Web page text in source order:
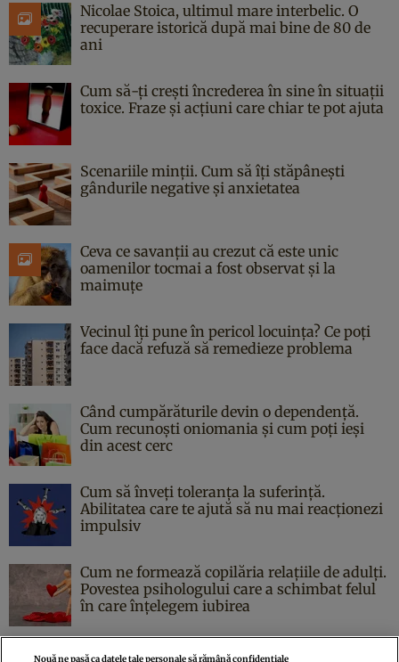
Nicolae Stoica, ultimul mare interbelic. O
recuperare istorică după mai bine de 80 de
ani
Cum să-ți crești încrederea în sine în situații
toxice. Fraze și acțiuni care chiar te pot ajuta
Scenariile minții. Cum să îți stăpânești
gândurile negative și anxietatea
Ceva ce savanții au crezut că este unic
oamenilor tocmai a fost observat și la
maimuțe
Vecinul îți pune în pericol locuința? Ce poți
face dacă refuză să remedieze problema
Când cumpărăturile devin o dependență.
Cum recunoști oniomania și cum poți ieși
din acest cerc
Cum să înveți toleranța la suferință.
Abilitatea care te ajută să nu mai reacționezi
impulsiv
Cum ne formează copilăria relațiile de adulți.
Povestea psihologului care a schimbat felul
în care înțelegem iubirea
Nouă ne pasă ca datele tale personale să rămână confidențiale